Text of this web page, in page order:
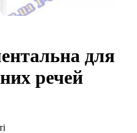
для
речей